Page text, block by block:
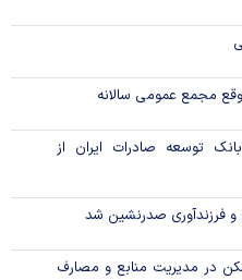
مجمع عمومی سالانه
بانک توسعه صادرات ایران از
فرزندآوری صدرنشین شد
در مدیریت منابع و مصارف